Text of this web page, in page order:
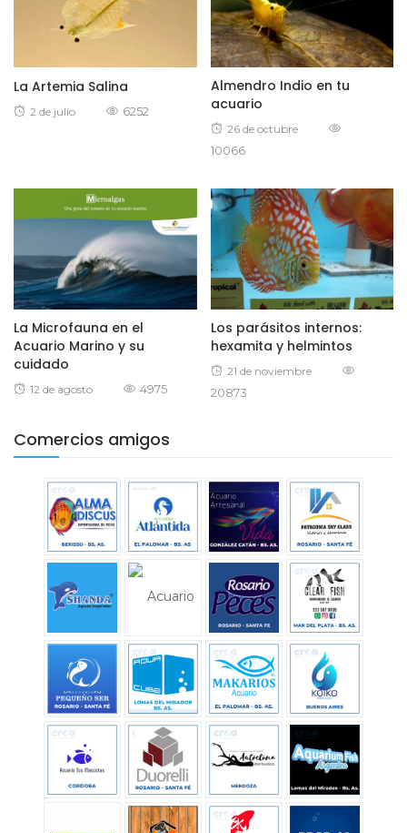
La Artemia Salina
Posted
2 de julio 6252
Almendro Indio en tu
acuario
Posted
on
26 de octubre
10066
La Microfauna en el
Acuario Marino y su
cuidado
Posted
12 de agosto 4975
Los parásitos internos:
hexamita y helmintos
Posted
on
21 de noviembre
20873
Comercios amigos